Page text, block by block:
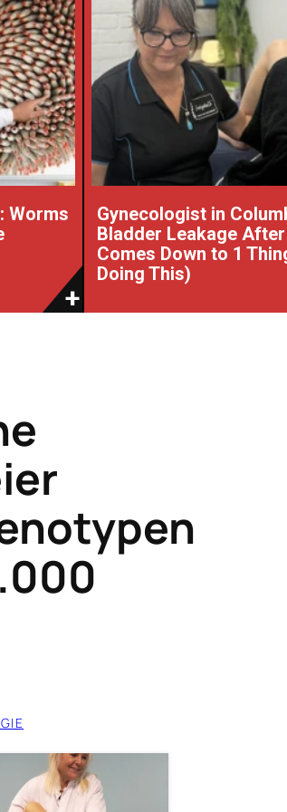
Worms
Gynecologist in
Bladder Leakage
Comes Down to 1
Doing This)